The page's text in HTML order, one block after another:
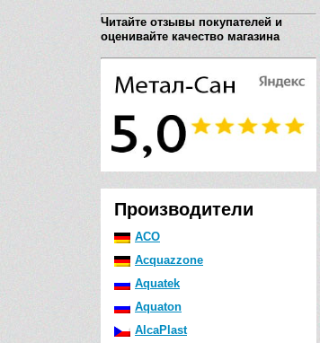
Читайте отзывы покупателей и
оценивайте качество магазина
Производители
ACO
Acquazzone
Aquatek
Aquaton
AlcaPlast